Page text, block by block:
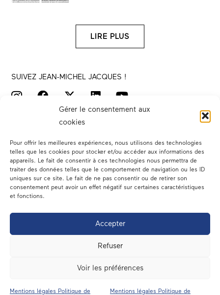
Gérer le consentement aux
cookies
Pour offrir les meilleures expériences, nous utilisons des technologies
telles que les cookies pour stocker et/ou accéder aux informations des
appareils. Le fait de consentir à ces technologies nous permettra de
traiter des données telles que le comportement de navigation ou les ID
uniques sur ce site. Le fait de ne pas consentir ou de retirer son
consentement peut avoir un effet négatif sur certaines caractéristiques
et fonctions.
Accepter
Refuser
Voir les préférences
Mentions légales Politique de Mentions légales Politique de
LIRE PLUS
SUIVEZ JEAN-MICHEL JACQUES !
Votre député
Dans les médias
En circonscription
A l’assemblée
Contact